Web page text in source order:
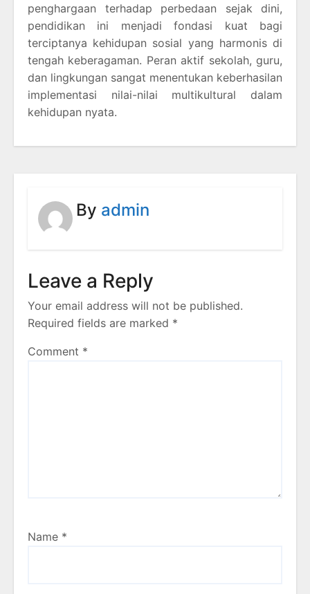
penghargaan terhadap perbedaan sejak dini,
pendidikan ini menjadi fondasi kuat bagi
terciptanya kehidupan sosial yang harmonis di
tengah keberagaman. Peran aktif sekolah, guru,
dan lingkungan sangat menentukan keberhasilan
implementasi nilai-nilai multikultural dalam
kehidupan nyata.
By admin
Leave a Reply
Your email address will not be published.
Required fields are marked *
Comment *
Name *